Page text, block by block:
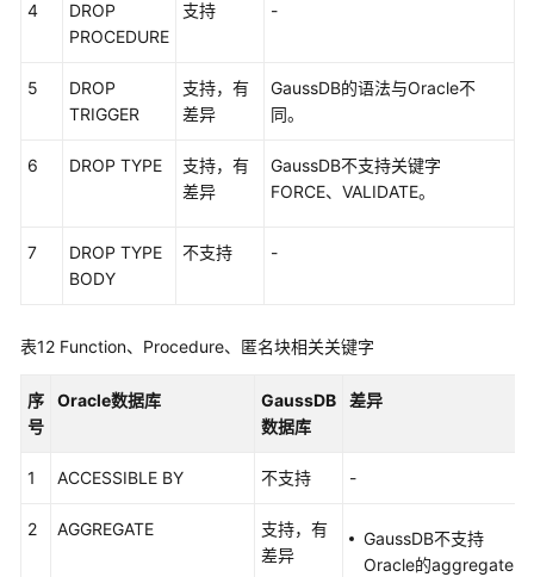
（SLA）
4
DROP
PROCEDURE
支持 -
5
DROP
TRIGGER
支持，有
差异
GaussDB的语法与Oracle不
同。
6 DROP TYPE
支持，有
差异
GaussDB不支持关键字
FORCE、VALIDATE。
7
DROP TYPE
BODY
不支持 -
表12 Function、Procedure、匿名块相关关键字
序
号
Oracle数据库
GaussDB
数据库
差异
1 ACCESSIBLE BY 不支持 -
2 AGGREGATE
支持，有
差异
GaussDB不支持
Oracle的aggregate